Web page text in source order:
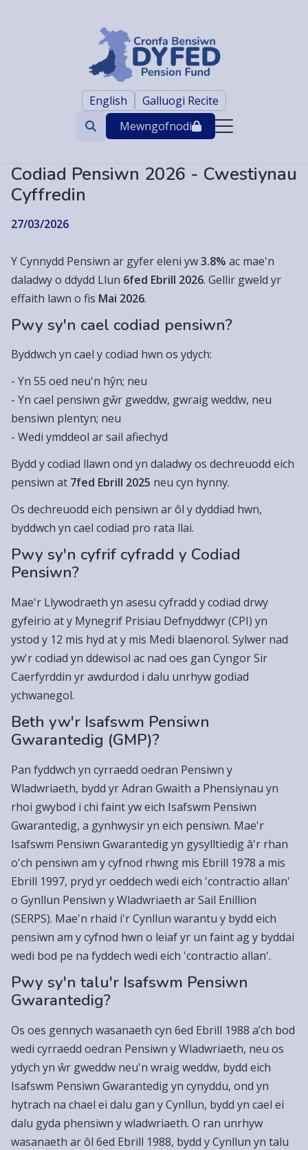
English Galluogi Recite
Search
Mewngofnodi
Codiad Pensiwn 2026 - Cwestiynau
Cyffredin
27/03/2026
Y Cynnydd Pensiwn ar gyfer eleni yw3.8% ac mae'n
daladwy o ddydd Llun 6fed Ebrill 2026. Gellir gweld yr
effaith lawn o fis Mai 2026.
Pwy sy'n cael codiad pensiwn?
Byddwch yn cael y codiad hwn os ydych:
- Yn 55 oed neu'n hŷn; neu
- Yn cael pensiwn gŵr gweddw, gwraig weddw, neu
bensiwn plentyn; neu
- Wedi ymddeol ar sail afiechyd
Bydd y codiad llawn ond yn daladwy os dechreuodd eich
pensiwn at 7fed Ebrill 2025 neu cyn hynny.
Os dechreuodd eich pensiwn ar ôl y dyddiad hwn,
byddwch yn cael codiad pro rata llai.
Pwy sy'n cyfrif cyfradd y Codiad
Pensiwn?
Mae'r Llywodraeth yn asesu cyfradd y codiad drwy
gyfeirio at y Mynegrif Prisiau Defnyddwyr (CPI) yn
ystod y 12 mis hyd at y mis Medi blaenorol. Sylwer nad
yw'r codiad yn ddewisol ac nad oes gan Cyngor Sir
Caerfyrddin yr awdurdod i dalu unrhyw godiad
ychwanegol.
Beth yw'r Isafswm Pensiwn
Gwarantedig (GMP)?
Pan fyddwch yn cyrraedd oedran Pensiwn y
Wladwriaeth, bydd yr Adran Gwaith a Phensiynau yn
rhoi gwybod i chi faint yw eich Isafswm Pensiwn
Gwarantedig, a gynhwysir yn eich pensiwn. Mae'r
Isafswm Pensiwn Gwarantedig yn gysylltiedig â'r rhan
o'ch pensiwn am y cyfnod rhwng mis Ebrill 1978 a mis
Ebrill 1997, pryd yr oeddech wedi eich 'contractio allan'
o Gynllun Pensiwn y Wladwriaeth ar Sail Enillion
(SERPS). Mae'n rhaid i'r Cynllun warantu y bydd eich
pensiwn am y cyfnod hwn o leiaf yr un faint ag y byddai
wedi bod pe na fyddech wedi eich 'contractio allan'.
Pwy sy'n talu'r Isafswm Pensiwn
Gwarantedig?
Os oes gennych wasanaeth cyn 6ed Ebrill 1988 a’ch bod
wedi cyrraedd oedran Pensiwn y Wladwriaeth, neu os
ydych yn ŵr gweddw neu'n wraig weddw, bydd eich
Isafswm Pensiwn Gwarantedig yn cynyddu, ond yn
hytrach na chael ei dalu gan y Cynllun, bydd yn cael ei
dalu gyda phensiwn y wladwriaeth. O ran unrhyw
wasanaeth ar ôl 6ed Ebrill 1988, bydd y Cynllun yn talu